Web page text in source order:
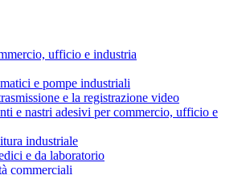
ufficio e industria
e pompe industriali
e la registrazione video
e nastri adesivi per commercio, ufficio e
industriale
e da laboratorio
commerciali